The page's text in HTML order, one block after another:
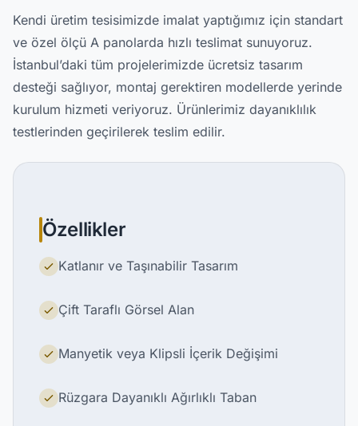
Kendi üretim tesisimizde imalat yaptığımız için standart
ve özel ölçü A panolarda hızlı teslimat sunuyoruz.
İstanbul’daki tüm projelerimizde ücretsiz tasarım
desteği sağlıyor, montaj gerektiren modellerde yerinde
kurulum hizmeti veriyoruz. Ürünlerimiz dayanıklılık
testlerinden geçirilerek teslim edilir.
Özellikler
Katlanır ve Taşınabilir Tasarım
Çift Taraflı Görsel Alan
Manyetik veya Klipsli İçerik Değişimi
Rüzgara Dayanıklı Ağırlıklı Taban